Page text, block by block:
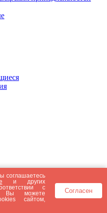
соглашаетесь
и других
с
Вы можете
сайтом,
Согласен